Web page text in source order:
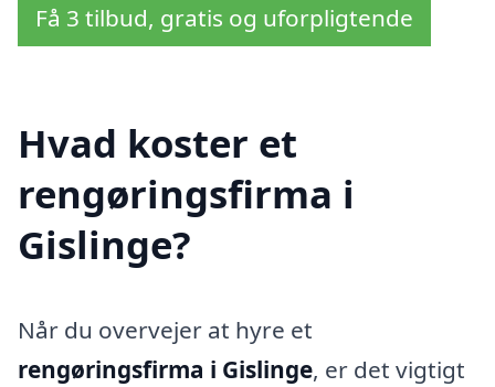
Få 3 tilbud, gratis og uforpligtende
Hvad koster et
rengøringsfirma i
Gislinge?
Når du overvejer at hyre et
rengøringsfirma i Gislinge, er det vigtigt